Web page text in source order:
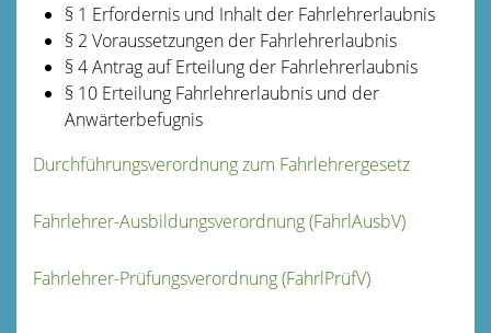
§ 1 Erfordernis und Inhalt der Fahrlehrerlaubnis
§ 2 Voraussetzungen der Fahrlehrerlaubnis
§ 4 Antrag auf Erteilung der Fahrlehrerlaubnis
§ 10 Erteilung Fahrlehrerlaubnis und der
Anwärterbefugnis
Durchführungsverordnung zum Fahrlehrergesetz
Fahrlehrer-Ausbildungsverordnung(FahrlAusbV)
Fahrlehrer-Prüfungsverordnung (FahrlPrüfV)